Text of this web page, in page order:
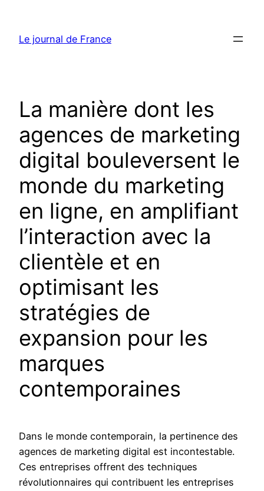
contenu
Le journal de France
La manière dont les
agences de marketing
digital bouleversent le
monde du marketing
en ligne, en amplifiant
l’interaction avec la
clientèle et en
optimisant les
stratégies de
expansion pour les
marques
contemporaines
Dans le monde contemporain, la pertinence des
agences de marketing digital est incontestable.
Ces entreprises offrent des techniques
révolutionnaires qui contribuent les entreprises